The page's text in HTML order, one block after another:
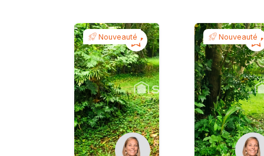
Nouveauté Nouveauté